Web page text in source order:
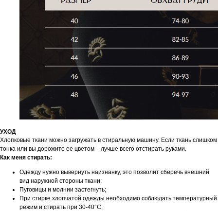
УХОД
Хлопковые ткани можно загружать в стиральную машину. Если ткань слишком
тонка или вы дорожите ее цветом – лучше всего отстирать руками.
Как меня стирать:
Одежду нужно вывернуть наизнанку, это позволит сберечь внешний
вид наружной стороны ткани;
Пуговицы и молнии застегнуть;
При стирке хлопчатой одежды необходимо соблюдать температурный
режим и стирать при 30-40°C;